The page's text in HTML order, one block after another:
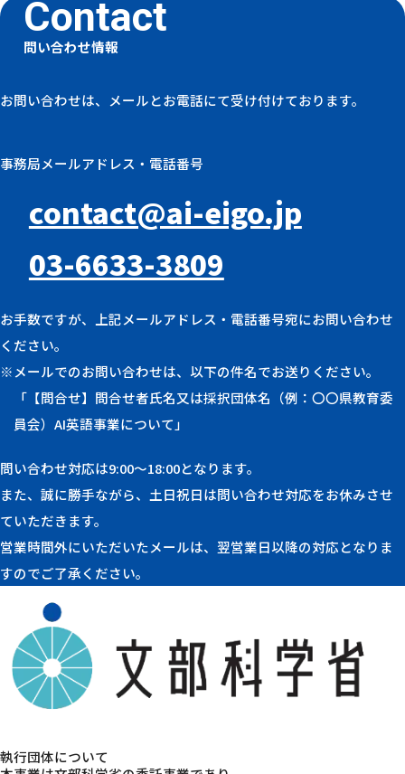
問い合わせ情報
お問い合わせは、メールとお電話にて受け付けております。
事務局メールアドレス・電話番号
contact@ai-eigo.jp
03-6633-3809
お手数ですが、上記メールアドレス・電話番号宛にお問い合わせ
ください。
※メールでのお問い合わせは、以下の件名でお送りください。
「【問合せ】問合せ者氏名又は採択団体名（例：〇〇県教育委
員会）AI英語事業について」
問い合わせ対応は9:00〜18:00となります。
また、誠に勝手ながら、土日祝日は問い合わせ対応をお休みさせ
ていただきます。
営業時間外にいただいたメールは、翌営業日以降の対応となりま
すのでご了承ください。
執行団体について